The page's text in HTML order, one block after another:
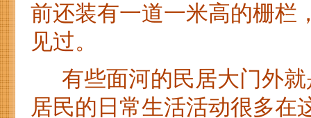
前还装有一道一米高的栅栏
见过。
有些面河的民居大门外就
居民的日常生活活动很多在